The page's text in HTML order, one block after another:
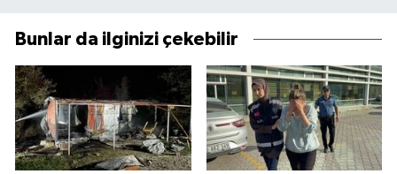
Bunlar da ilginizi çekebilir